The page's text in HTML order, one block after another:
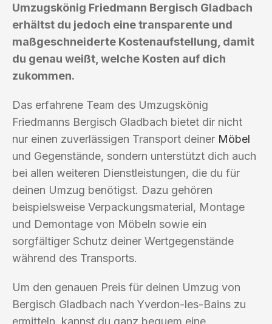
Umzugskönig Friedmann Bergisch Gladbach
erhältst du jedoch eine transparente und
maßgeschneiderte Kostenaufstellung, damit
du genau weißt, welche Kosten auf dich
zukommen.
Das erfahrene Team des Umzugskönig
Friedmanns Bergisch Gladbach bietet dir nicht
nur einen zuverlässigen Transport deiner Möbel
und Gegenstände, sondern unterstützt dich auch
bei allen weiteren Dienstleistungen, die du für
deinen Umzug benötigst. Dazu gehören
beispielsweise Verpackungsmaterial, Montage
und Demontage von Möbeln sowie ein
sorgfältiger Schutz deiner Wertgegenstände
während des Transports.
Um den genauen Preis für deinen Umzug von
Bergisch Gladbach nach Yverdon-les-Bains zu
ermitteln, kannst du ganz bequem eine